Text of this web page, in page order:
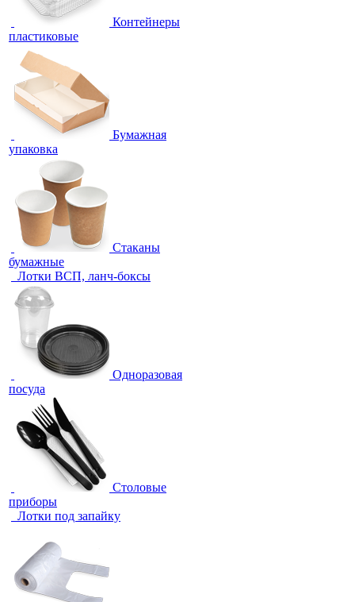
Контейнеры
пластиковые
Бумажная
упаковка
Стаканы
бумажные
Лотки ВСП, ланч-боксы
Одноразовая
посуда
Столовые
приборы
Лотки под запайку